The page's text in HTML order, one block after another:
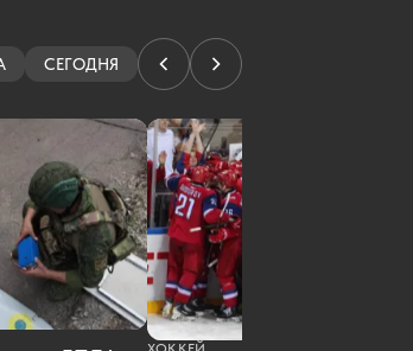
отряда «БАРС» выходят
в Ярославле
объем выдачи
НЕДВИЖИМОСТЬ
«Локомотив»
хоккеистов в
|ХОККЕЙ
Белова оформила
Золотого кольца
|ОБЩЕСТВО
СЕГОДНЯ